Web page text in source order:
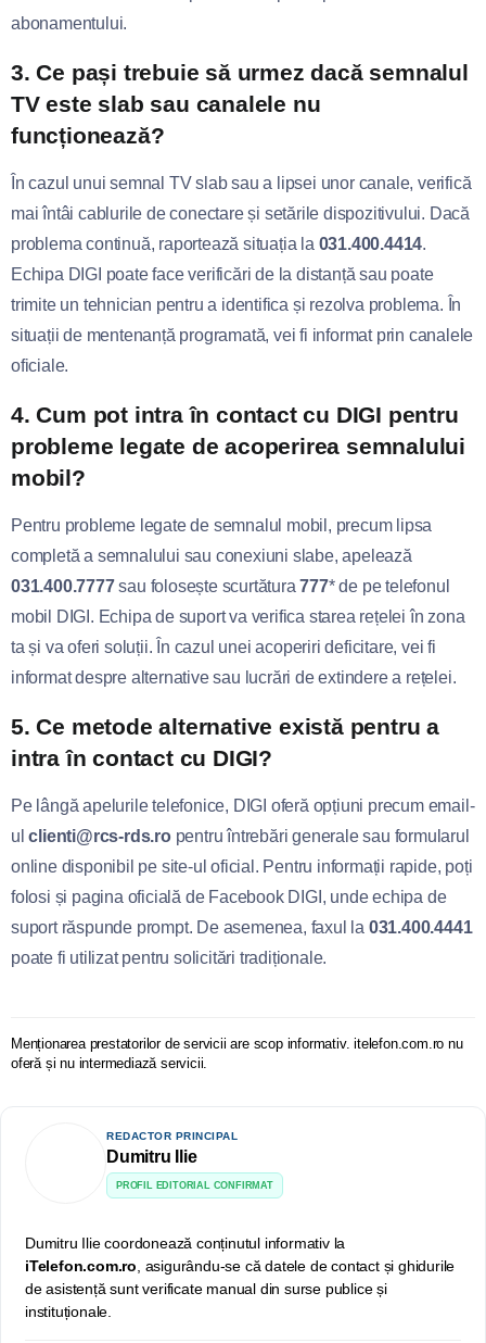
abonamentului.
3. Ce pași trebuie să urmez dacă semnalul
TV este slab sau canalele nu
funcționează?
În cazul unui semnal TV slab sau a lipsei unor canale, verifică
mai întâi cablurile de conectare și setările dispozitivului. Dacă
problema continuă, raportează situația la 031.400.4414.
Echipa DIGI poate face verificări de la distanță sau poate
trimite un tehnician pentru a identifica și rezolva problema. În
situații de mentenanță programată, vei fi informat prin canalele
oficiale.
4. Cum pot intra în contact cu DIGI pentru
probleme legate de acoperirea semnalului
mobil?
Pentru probleme legate de semnalul mobil, precum lipsa
completă a semnalului sau conexiuni slabe, apelează
031.400.7777sau folosește scurtătura777* de pe telefonul
mobil DIGI. Echipa de suport va verifica starea rețelei în zona
ta și va oferi soluții. În cazul unei acoperiri deficitare, vei fi
informat despre alternative sau lucrări de extindere a rețelei.
5. Ce metode alternative există pentru a
intra în contact cu DIGI?
Pe lângă apelurile telefonice, DIGI oferă opțiuni precum email-
ulclienti@rcs-rds.ropentru întrebări generale sau formularul
online disponibil pe site-ul oficial. Pentru informații rapide, poți
folosi și pagina oficială de Facebook DIGI, unde echipa de
suport răspunde prompt. De asemenea, faxul la 031.400.4441
poate fi utilizat pentru solicitări tradiționale.
Menționarea prestatorilor de servicii are scop informativ. itelefon.com.ro nu
oferă și nu intermediază servicii.
REDACTOR PRINCIPAL
Dumitru Ilie
PROFIL EDITORIAL CONFIRMAT
Dumitru Ilie coordonează conținutul informativ la
iTelefon.com.ro , asigurându-se că datele de contact și ghidurile
de asistență sunt verificate manual din surse publice și
instituționale.